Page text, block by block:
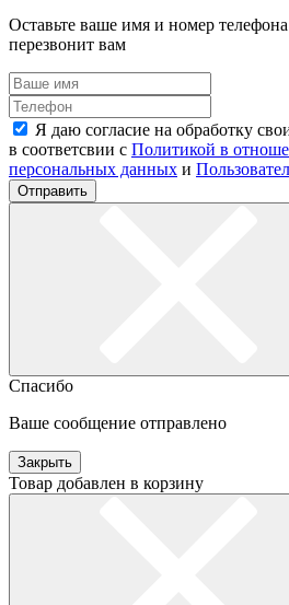
Оставьте ваше имя и номер
перезвонит вам
Я даю согласие на обработку
в соответсвии с Политикой в
персональных данных и
Отправить
Спасибо
Ваше сообщение отправлено
Закрыть
Товар добавлен в корзину